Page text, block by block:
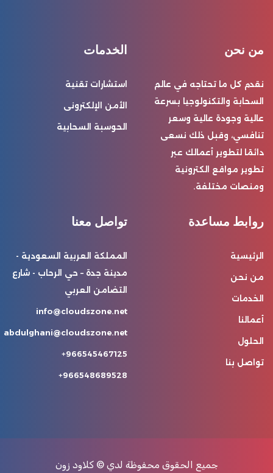
من نحن
نقدم كل ما تحتاجه في عالم
السحابة والتكنولوجيا بسرعة
عالية وجودة عالية وسعر
تنافسي، وقبل ذلك نسعى
دائمًا لتطوير أعمالك عبر
تطوير مواقع الكترونية
ومنصات مختلفة.
الخدمات
استشارات تقنية
الأمن الإلكترونى
الحوسبة السحابية
روابط مساعدة
الرئيسية
من نحن
الخدمات
أعمالنا
الحلول
تواصل بنا
تواصل معنا
المملكة العربية السعودية -
مدينة جدة – حي الرحاب - شارع
التضامن العربي
info@cloudszone.net
abdulghani@cloudszone.net
966545467125+
966548689528+
جميع الحقوق محفوظة لدي © كلاود زون